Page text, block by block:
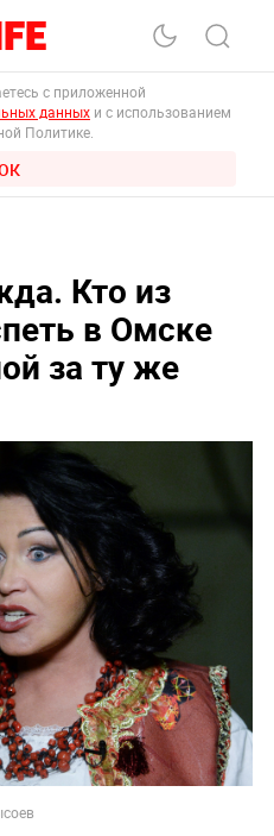
с приложенной
данных и с использованием
Политике.
Кто из
в Омске
за ту же